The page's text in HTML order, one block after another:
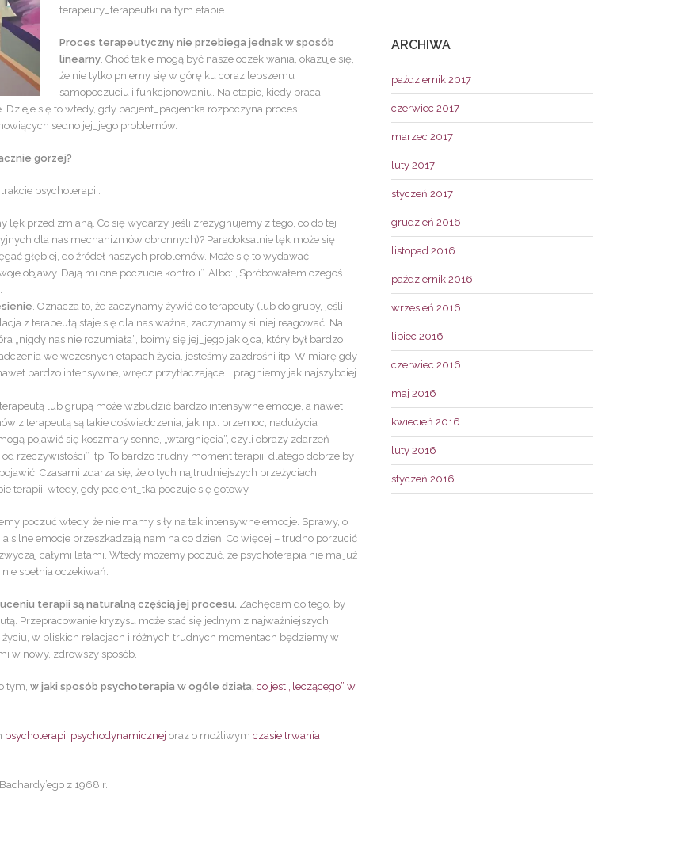
terapeuty_terapeutki na tym etapie.
Proces terapeutyczny nie przebiega jednak w sposób
linearny. Choć takie mogą być nasze oczekiwania, okazuje się,
że nie tylko pniemy się w górę ku coraz lepszemu
samopoczuciu i funkcjonowaniu. Na etapie, kiedy praca
się to wtedy, gdy pacjent_pacjentka rozpoczyna proces
sedno jej_jego problemów.
gorzej?
psychoterapii:
lęk przed zmianą. Co się wydarzy, jeśli zrezygnujemy z tego, co do tej
dla nas mechanizmów obronnych)? Paradoksalnie lęk może się
głębiej, do źródeł naszych problemów. Może się to wydawać
objawy. Dają mi one poczucie kontroli”. Albo: „Spróbowałem czegoś
. Oznacza to, że zaczynamy żywić do terapeuty (lub do grupy, jeśli
z terapeutą staje się dla nas ważna, zaczynamy silniej reagować. Na
„nigdy nas nie rozumiała”, boimy się jej_jego jak ojca, który był bardzo
we wczesnych etapach życia, jesteśmy zazdrośni itp. W miarę gdy
bardzo intensywne, wręcz przytłaczające. I pragniemy jak najszybciej
lub grupą może wzbudzić bardzo intensywne emocje, a nawet
z terapeutą są takie doświadczenia, jak np.: przemoc, nadużycia
pojawić się koszmary senne, „wtargnięcia”, czyli obrazy zdarzeń
rzeczywistości” itp. To bardzo trudny moment terapii, dlatego dobrze by
Czasami zdarza się, że o tych najtrudniejszych przeżyciach
terapii, wtedy, gdy pacjent_tka poczuje się gotowy.
poczuć wtedy, że nie mamy siły na tak intensywne emocje. Sprawy, o
silne emocje przeszkadzają nam na co dzień. Co więcej – trudno porzucić
całymi latami. Wtedy możemy poczuć, że psychoterapia nie ma już
spełnia oczekiwań.
terapii są naturalną częścią jej procesu. Zachęcam do tego, by
Przepracowanie kryzysu może stać się jednym z najważniejszych
w bliskich relacjach i różnych trudnych momentach będziemy w
w nowy, zdrowszy sposób.
tym, w jaki sposób psychoterapia w ogóle działa, co jest „leczącego” w
psychoterapii psychodynamicznej oraz o możliwym czasie trwania
z 1968 r.
ARCHIWA
październik 2017
czerwiec 2017
marzec 2017
luty 2017
styczeń 2017
grudzień 2016
listopad 2016
październik 2016
wrzesień 2016
lipiec 2016
czerwiec 2016
maj 2016
kwiecień 2016
luty 2016
styczeń 2016